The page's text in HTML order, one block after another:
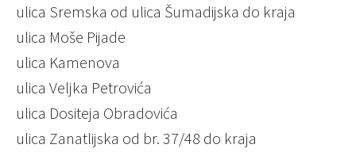
ulica Sremska od ulica Šumadijska do kraja
ulica Moše Pijade
ulica Kamenova
ulica Veljka Petrovića
ulica Dositeja Obradovića
ulica Zanatlijska od br. 37/48 do kraja